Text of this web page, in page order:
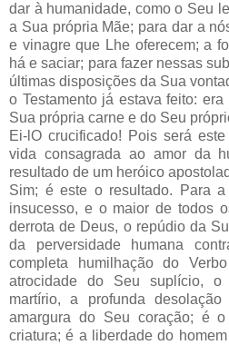
dar à humanidade, como o Seu
a Sua própria Mãe; para dar a
e vinagre que Lhe oferecem; a
há e saciar; para fazer nessas
últimas disposições da Sua
o Testamento já estava feito:
Sua própria carne e do Seu
Ei-lO crucificado! Pois será
vida consagrada ao amor da
resultado de um heróico
Sim; é este o resultado. Para
insucesso, e o maior de todos
derrota de Deus, o repúdio da
da perversidade humana
completa humilhação do
atrocidade do Seu suplício, o
martírio, a profunda
amargura do Seu coração; é
criatura; é a liberdade do